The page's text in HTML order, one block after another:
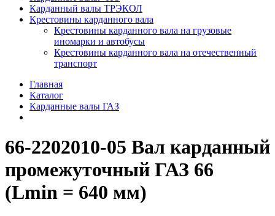
Карданный валы ТРЭКОЛ
Крестовины карданного вала
Крестовины карданного вала на грузовые
иномарки и автобусы
Крестовины карданного вала на отечественный
транспорт
Главная
Каталог
Карданные валы ГАЗ
66-2202010-05 Вал карданный
промежуточный ГАЗ 66
(Lmin = 640 мм)